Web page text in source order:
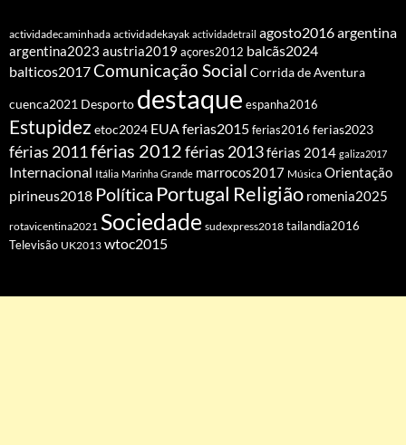
actividadecaminhada actividadekayak actividadetrail agosto2016argentina
argentina2023 austria2019 açores2012 balcãs2024
balticos2017Comunicação Social Corrida de Aventura
cuenca2021 Desporto destaque espanha2016
Estupidez etoc2024 EUAferias2015ferias2016 ferias2023
férias 2011férias 2012férias 2013férias 2014 galiza2017
Internacional Itália Marinha Grande marrocos2017 Música Orientação
pirineus2018 Política Portugal Religião romenia2025
rotavicentina2021 Sociedade sudexpress2018 tailandia2016
Televisão UK2013 wtoc2015